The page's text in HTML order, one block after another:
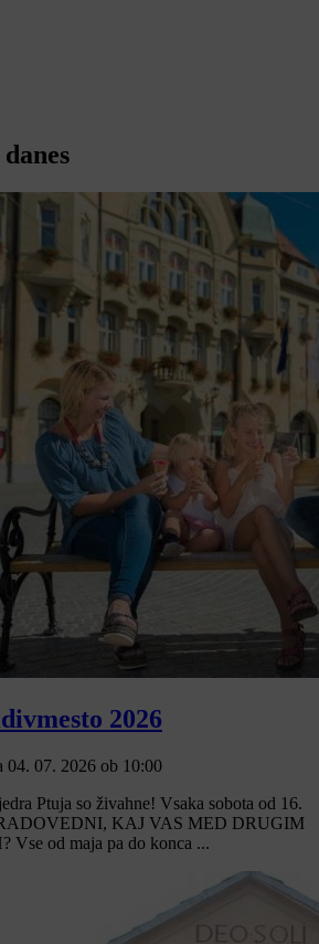
2026
04. 07. 2026 ob 10:00
Ptuja so živahne! Vsaka sobota od 16.
RADOVEDNI, KAJ VAS MED DRUGIM
od maja pa do konca ...